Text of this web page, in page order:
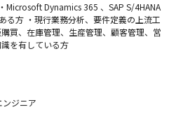
Microsoft Dynamics 365 、SAP S/4HANA
る方 ・現行業務分析、要件定義の上流工
買、在庫管理、生産管理、顧客管理、営
を有している方
ジニア